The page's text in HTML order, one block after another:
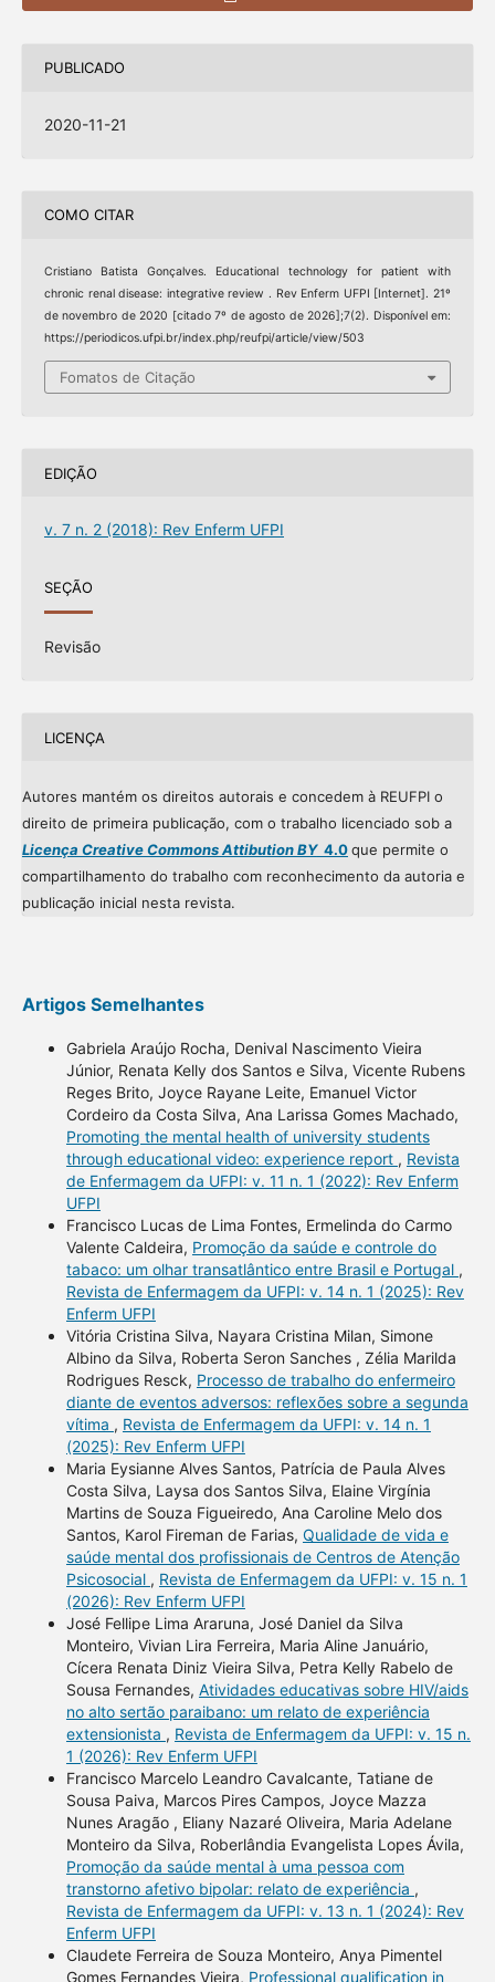
PUBLICADO
2020-11-21
COMO CITAR
Cristiano Batista Gonçalves. Educational technology for patient with
chronic renal disease: integrative review . Rev Enferm UFPI [Internet]. 21º
de novembro de 2020 [citado 7º de agosto de 2026];7(2). Disponível em:
https://periodicos.ufpi.br/index.php/reufpi/article/view/503
Fomatos de Citação
EDIÇÃO
v. 7 n. 2 (2018): Rev Enferm UFPI
SEÇÃO
Revisão
LICENÇA
Autores mantém os direitos autorais e concedem à REUFPI o
direito de primeira publicação, com o trabalho licenciado sob a
Licença Creative Commons Attibution BY4.0que permite o
compartilhamento do trabalho com reconhecimento da autoria e
publicação inicial nesta revista.
Artigos Semelhantes
Gabriela Araújo Rocha, Denival Nascimento Vieira
Júnior, Renata Kelly dos Santos e Silva, Vicente Rubens
Reges Brito, Joyce Rayane Leite, Emanuel Victor
Cordeiro da Costa Silva, Ana Larissa Gomes Machado,
Promoting the mental health of university students
through educational video: experience report , Revista
de Enfermagem da UFPI: v. 11 n. 1 (2022): Rev Enferm
UFPI
Francisco Lucas de Lima Fontes, Ermelinda do Carmo
Valente Caldeira, Promoção da saúde e controle do
tabaco: um olhar transatlântico entre Brasil e Portugal ,
Revista de Enfermagem da UFPI: v. 14 n. 1 (2025): Rev
Enferm UFPI
Vitória Cristina Silva, Nayara Cristina Milan, Simone
Albino da Silva, Roberta Seron Sanches , Zélia Marilda
Rodrigues Resck, Processo de trabalho do enfermeiro
diante de eventos adversos: reflexões sobre a segunda
vítima , Revista de Enfermagem da UFPI: v. 14 n. 1
(2025): Rev Enferm UFPI
Maria Eysianne Alves Santos, Patrícia de Paula Alves
Costa Silva, Laysa dos Santos Silva, Elaine Virgínia
Martins de Souza Figueiredo, Ana Caroline Melo dos
Santos, Karol Fireman de Farias, Qualidade de vida e
saúde mental dos profissionais de Centros de Atenção
Psicosocial , Revista de Enfermagem da UFPI: v. 15 n. 1
(2026): Rev Enferm UFPI
José Fellipe Lima Araruna, José Daniel da Silva
Monteiro, Vivian Lira Ferreira, Maria Aline Januário,
Cícera Renata Diniz Vieira Silva, Petra Kelly Rabelo de
Sousa Fernandes, Atividades educativas sobre HIV/aids
no alto sertão paraibano: um relato de experiência
extensionista , Revista de Enfermagem da UFPI: v. 15 n.
1 (2026): Rev Enferm UFPI
Francisco Marcelo Leandro Cavalcante, Tatiane de
Sousa Paiva, Marcos Pires Campos, Joyce Mazza
Nunes Aragão , Eliany Nazaré Oliveira, Maria Adelane
Monteiro da Silva, Roberlândia Evangelista Lopes Ávila,
Promoção da saúde mental à uma pessoa com
transtorno afetivo bipolar: relato de experiência ,
Revista de Enfermagem da UFPI: v. 13 n. 1 (2024): Rev
Enferm UFPI
Claudete Ferreira de Souza Monteiro, Anya Pimentel
Gomes Fernandes Vieira, Professional qualification in